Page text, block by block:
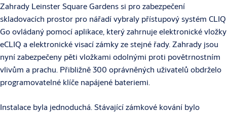
Zahrady Leinster Square Gardens si pro zabezpečení
skladovacích prostor pro nářadí vybraly přístupový systém CLIQ
Go ovládaný pomocí aplikace, který zahrnuje elektronické vložky
eCLIQ a elektronické visací zámky ze stejné řady. Zahrady jsou
nyní zabezpečeny pěti vložkami odolnými proti povětrnostním
vlivům a prachu. Přibližně 300 oprávněných uživatelů obdrželo
programovatelné klíče napájené bateriemi.
Instalace byla jednoduchá. Stávající zámkové kování bylo